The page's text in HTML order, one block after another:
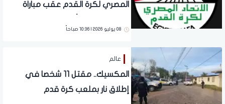
المصري لكرة القدم عقب مباراة
08 يوليو 2026 | 10:36 صباحاً
عالم
المكسيك.. مقتل 11 شخصا في
إطلاق نار بملعب كرة قدم